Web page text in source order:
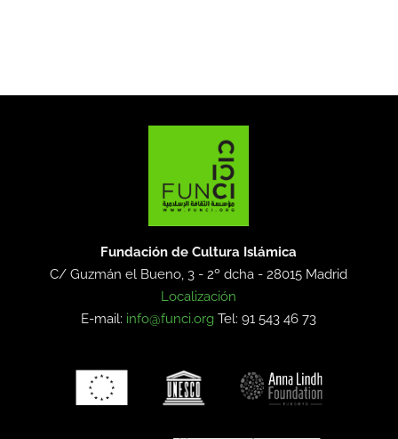
Fundación de Cultura Islámica
C/ Guzmán el Bueno, 3 - 2º dcha -28015 Madrid
Localización
E-mail: info@funci.org Tel: 91 543 46 73